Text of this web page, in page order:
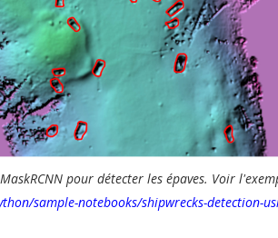
pour détecter les épaves. Voir
sample-notebooks/shipwrecks-detection-